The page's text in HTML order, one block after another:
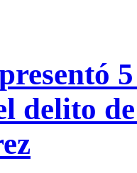
delito